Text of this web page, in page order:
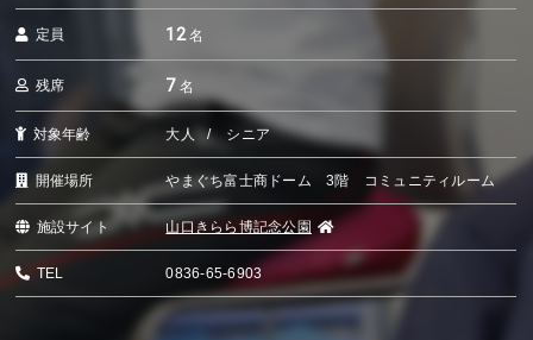
定員 12名
残席 7 名
対象年齢 大人 シニア
開催場所 やまぐち富士商ドーム 3階 コミュニティルーム
施設サイト 山口きらら博記念公園
TEL 0836-65-6903